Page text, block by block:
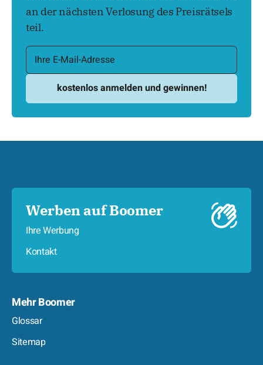
an der nächsten Verlosung des Preisrätsels
teil.
Werben auf Boomer
Ihre Werbung
Kontakt
Mehr Boomer
Glossar
Sitemap